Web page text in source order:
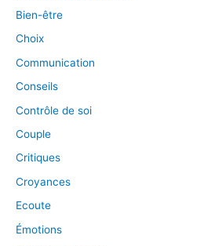
Bien-être
Choix
Communication
Conseils
Contrôle de soi
Couple
Critiques
Croyances
Ecoute
Émotions